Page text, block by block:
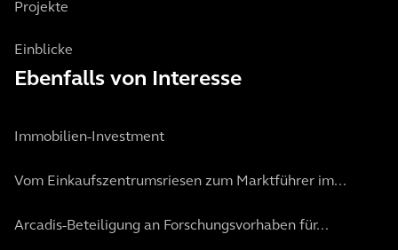
Projekte
Einblicke
Ebenfalls von Interesse
Immobilien-Investment
Vom Einkaufszentrumsriesen zum Marktführer im...
Arcadis-Beteiligung an Forschungsvorhaben für...